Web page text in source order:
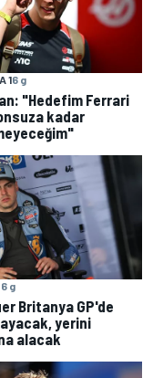
16 g
"Hedefim Ferrari
kadar
6 g
Britanya GP'de
yerini
alacak